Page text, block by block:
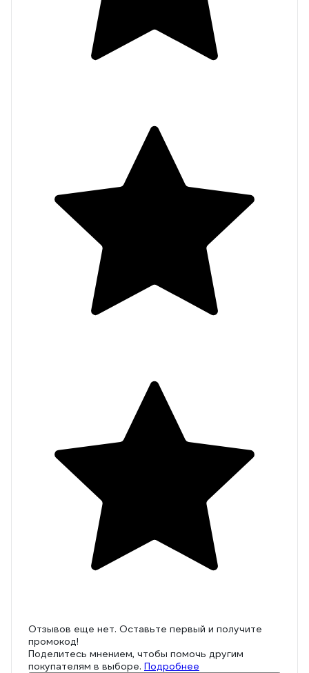
Отзывов еще нет. Оставьте первый и получите
промокод!
Поделитесь мнением, чтобы помочь другим
покупателям в выборе. Подробнее